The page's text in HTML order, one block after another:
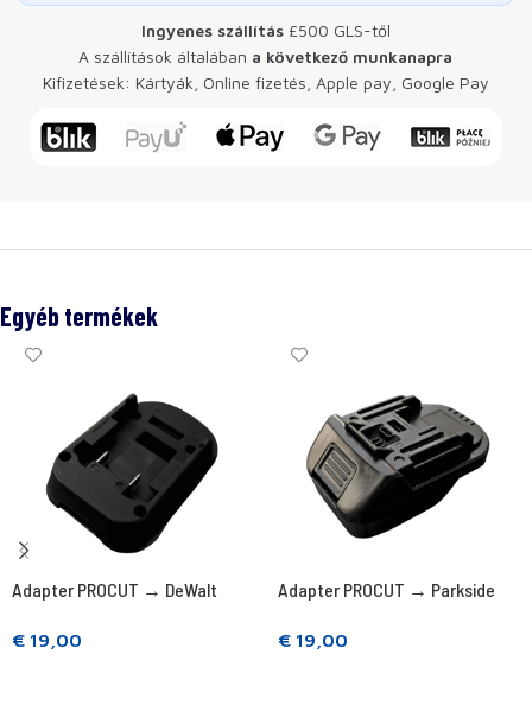
Ingyenes szállítás £500 GLS-től
A szállítások általában a következő munkanapra
Kifizetések: Kártyák, Online fizetés, Apple pay, Google Pay
Egyéb termékek
Adapter PROCUT → DeWalt
€ 19,00
Adapter PROCUT → Parkside
€ 19,00